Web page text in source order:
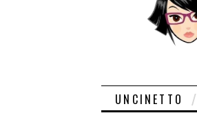
UNCINETTO